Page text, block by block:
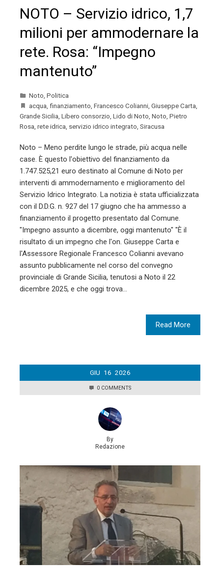
NOTO – Servizio idrico, 1,7
milioni per ammodernare la
rete. Rosa: “Impegno
mantenuto”
Noto, Politica
acqua, finanziamento, Francesco Colianni, Giuseppe Carta,
Grande Sicilia, Libero consorzio, Lido di Noto, Noto, Pietro
Rosa, rete idrica, servizio idrico integrato, Siracusa
Noto – Meno perdite lungo le strade, più acqua nelle
case. È questo l'obiettivo del finanziamento da
1.747.525,21 euro destinato al Comune di Noto per
interventi di ammodernamento e miglioramento del
Servizio Idrico Integrato. La notizia è stata ufficializzata
con il D.D.G. n. 927 del 17 giugno che ha ammesso a
finanziamento il progetto presentato dal Comune.
"Impegno assunto a dicembre, oggi mantenuto" "È il
risultato di un impegno che l'on. Giuseppe Carta e
l'Assessore Regionale Francesco Colianni avevano
assunto pubblicamente nel corso del convegno
provinciale di Grande Sicilia, tenutosi a Noto il 22
dicembre 2025, e che oggi trova…
Read More
GIU 16 2026
0 COMMENTS
By
Redazione